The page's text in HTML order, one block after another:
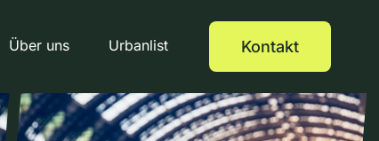
Über uns Urbanlist Kontakt